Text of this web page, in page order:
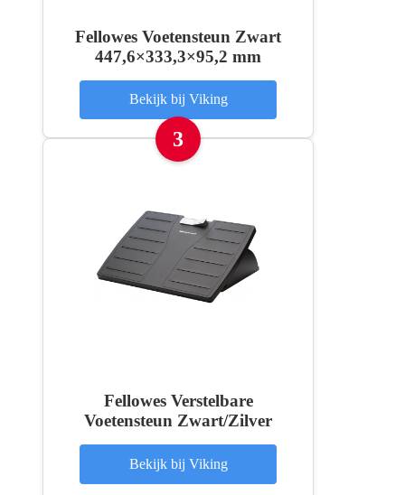
Fellowes Voetensteun Zwart
447,6×333,3×95,2 mm
Bekijk bij Viking
3
Fellowes Verstelbare
Voetensteun Zwart/Zilver
Bekijk bij Viking